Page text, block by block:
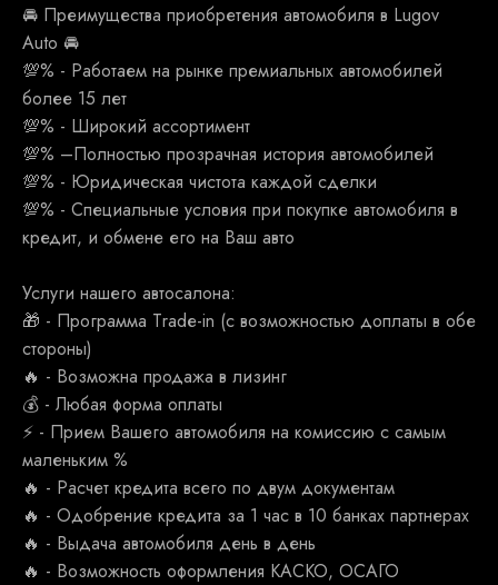
🚘 Преимущества приобретения автомобиля в Lugov
Auto 🚘
💯% - Работаем на рынке премиальных автомобилей
более 15 лет
💯% - Широкий ассортимент
💯% –Полностью прозрачная история автомобилей
💯% - Юридическая чистота каждой сделки
💯% - Специальные условия при покупке автомобиля в
кредит, и обмене его на Ваш авто
Услуги нашего автосалона:
🎁 - Программа Тrаdе-in (с возможностью доплаты в обе
стороны)
🔥 - Возможна продажа в лизинг
💰 - Любая форма оплаты
⚡ - Прием Вашего автомобиля на комиссию с самым
маленьким %
🔥 - Расчет кредита всего по двум документам
🔥 - Одобрение кредита за 1 час в 10 банках партнерах
🔥 - Выдача автомобиля день в день
🔥 - Возможность оформления КАСКО, ОСАГО